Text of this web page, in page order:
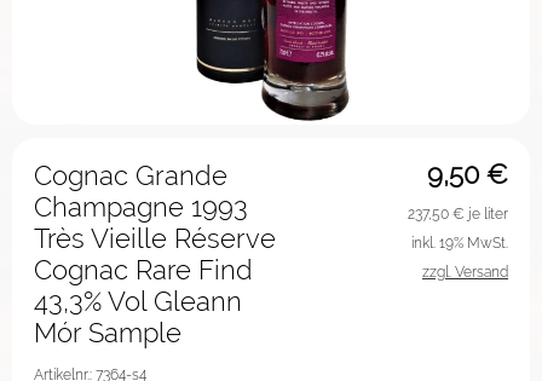
9,50 €
Cognac Grande
Champagne 1993
Très Vieille Réserve
Cognac Rare Find
43,3% Vol Gleann
Mór Sample
Artikelnr.: 7364-s4
237,50 € je liter
inkl. 19% MwSt.
zzgl. Versand